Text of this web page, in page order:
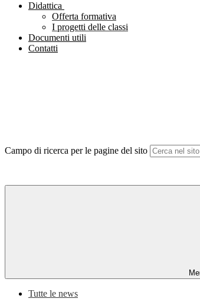
Didattica
Offerta formativa
I progetti delle classi
Documenti utili
Contatti
Campo di ricerca per le pagine del sito
Tutte le news